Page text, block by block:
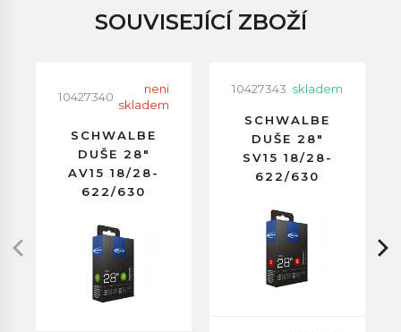
SOUVISEJÍCÍ ZBOŽÍ
10427340
neni
skladem
SCHWALBE
DUŠE 28"
AV15 18/28-
622/630
40MM
10427343 skladem
SCHWALBE
DUŠE 28"
SV15 18/28-
622/630
VENTILEK
40MM